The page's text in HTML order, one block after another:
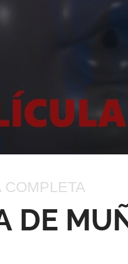
COMPLETA
DE